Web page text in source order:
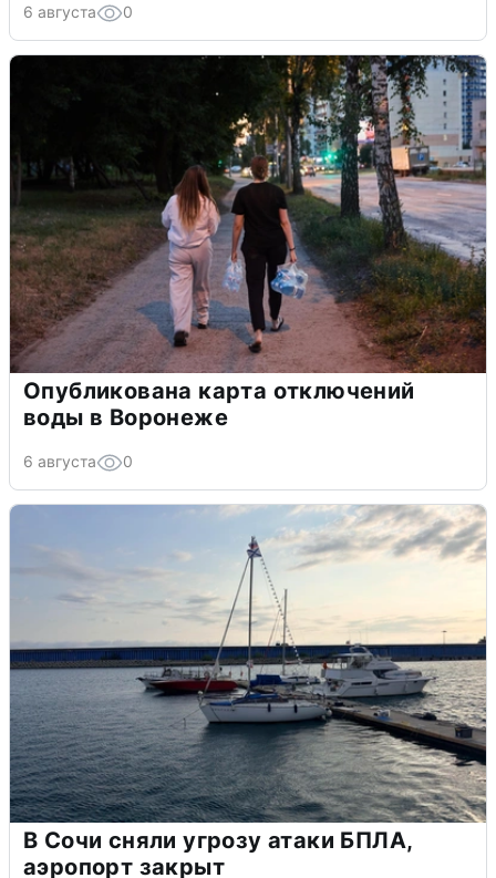
6 августа 0
Опубликована карта отключений
воды в Воронеже
6 августа 0
В Сочи сняли угрозу атаки БПЛА,
аэропорт закрыт